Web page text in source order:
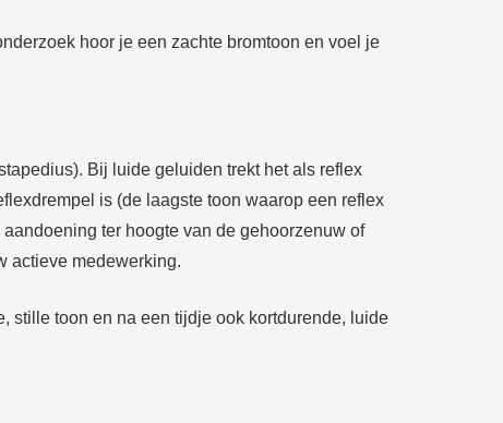
hoor je een zachte bromtoon en voel je
Bij luide geluiden trekt het als reflex
is (de laagste toon waarop een reflex
ter hoogte van de gehoorzenuw of
actieve medewerking.
stille toon en na een tijdje ook kortdurende, luide